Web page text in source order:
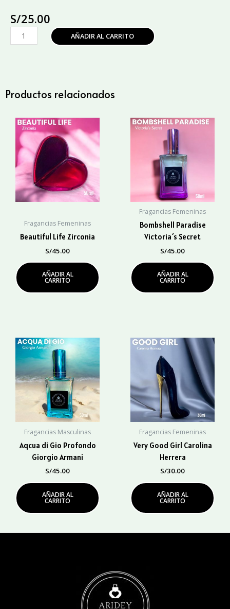
S/25.00
Hugo
Boss
AÑADIR AL CARRITO
Productos relacionados
Fragancias Femeninas
Beautiful Life Zirconia
S/45.00
AÑADIR AL
CARRITO
Fragancias Femeninas
Bombshell Paradise
Victoria´s Secret
S/45.00
AÑADIR AL
CARRITO
Fragancias Masculinas
Aqcua di Gio Profondo
Giorgio Armani
S/45.00
AÑADIR AL
CARRITO
Fragancias Femeninas
Very Good Girl Carolina
Herrera
S/30.00
AÑADIR AL
CARRITO